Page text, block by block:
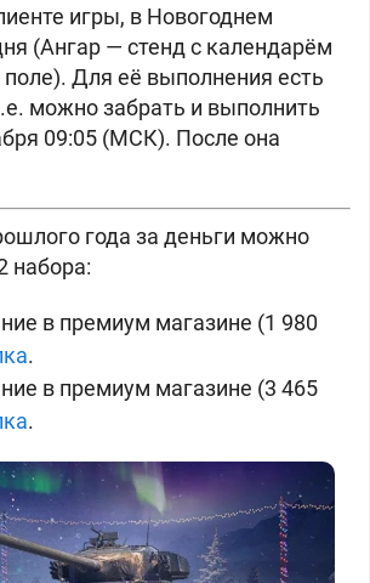
игры, в Новогоднем
(Ангар — стенд с календарём
поле). Для её выполнения есть
можно забрать и выполнить
09:05 (МСК). После она
года за деньги можно
набора:
в премиум магазине (1 980
.
в премиум магазине (3 465
.